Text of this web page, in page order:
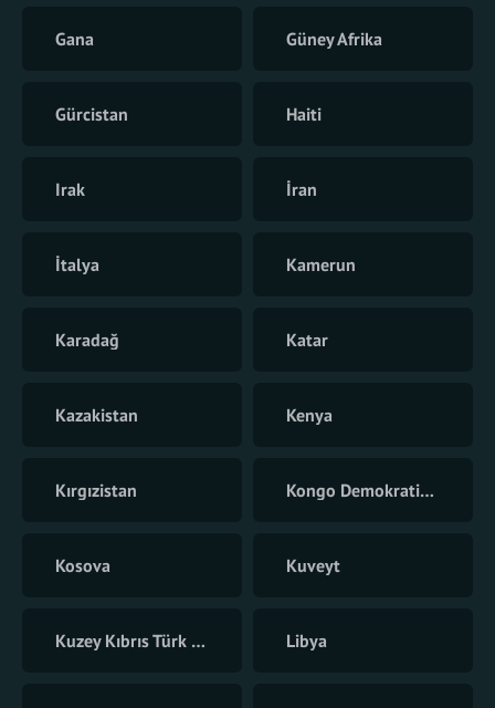
Gana Güney Afrika
Gürcistan Haiti
Irak İran
İtalya Kamerun
Karadağ Katar
Kazakistan Kenya
Kırgızistan Kongo Demokratik Cumhuriyeti
Kosova Kuveyt
Kuzey Kıbrıs Türk Cumhuriyeti Libya